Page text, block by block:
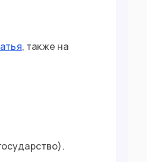
, также на